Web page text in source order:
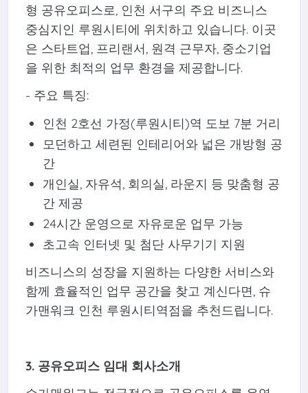
형 공유오피스로, 인천 서구의 주요 비즈니스
중심지인 루원시티에 위치하고 있습니다. 이곳
은 스타트업, 프리랜서, 원격 근무자, 중소기업
을 위한 최적의 업무 환경을 제공합니다.
- 주요 특징:
인천 2호선 가정(루원시티)역 도보 7분 거리
모던하고 세련된 인테리어와 넓은 개방형 공
간
개인실, 자유석, 회의실, 라운지 등 맞춤형 공
간 제공
24시간 운영으로 자유로운 업무 가능
초고속 인터넷 및 첨단 사무기기 지원
비즈니스의 성장을 지원하는 다양한 서비스와
함께 효율적인 업무 공간을 찾고 계신다면, 슈
가맨워크 인천 루원시티역점을 추천드립니다.
3. 공유오피스 임대 회사소개